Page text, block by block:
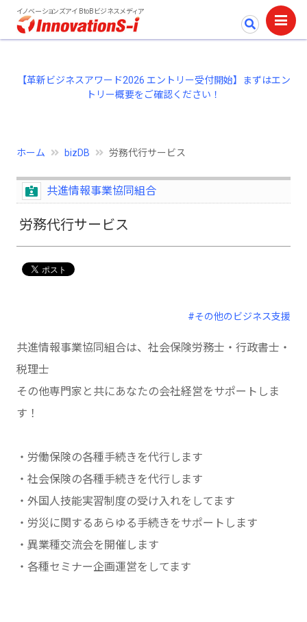
イノベーションズアイ BtoBビジネスメディア
【革新ビジネスアワード2026 エントリー受付開始】まずはエン
トリー概要をご確認ください！
ホーム bizDB 労務代行サービス
共進情報事業協同組合
労務代行サービス
#その他のビジネス支援
共進情報事業協同組合は、社会保険労務士・行政書士・
税理士
その他専門家と共にあなたの会社経営をサポートしま
す！
・労働保険の各種手続きを代行します
・社会保険の各種手続きを代行します
・外国人技能実習制度の受け入れをしてます
・労災に関するあらゆる手続きをサポートします
・異業種交流会を開催します
・各種セミナー企画運営をしてます